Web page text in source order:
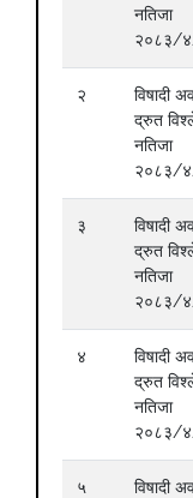
नतिजा
२०८३/
२
विषादी
द्रुत
नतिजा
२०८३/
३
विषादी
द्रुत
नतिजा
२०८३/
४
विषादी
द्रुत
नतिजा
२०८३/
५
विषादी